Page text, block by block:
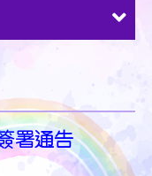
署通告